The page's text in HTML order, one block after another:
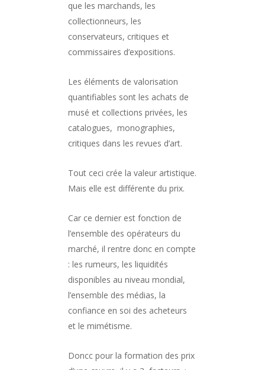
que les marchands, les
collectionneurs, les
conservateurs, critiques et
commissaires d’expositions.
Les éléments de valorisation
quantifiables sont les achats de
musé et collections privées, les
catalogues, monographies,
critiques dans les revues d’art.
Tout ceci crée la valeur artistique.
Mais elle est différente du prix.
Car ce dernier est fonction de
l’ensemble des opérateurs du
marché, il rentre donc en compte
: les rumeurs, les liquidités
disponibles au niveau mondial,
l’ensemble des médias, la
confiance en soi des acheteurs
et le mimétisme.
Doncc pour la formation des prix